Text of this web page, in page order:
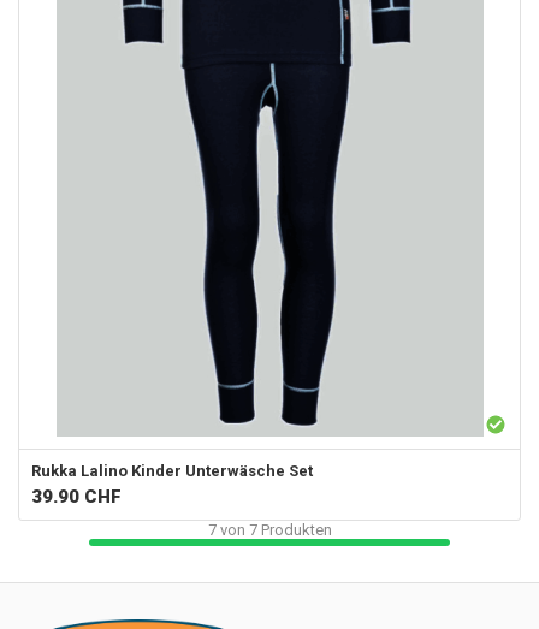
Rukka Lalino Kinder Unterwäsche Set
39.90 CHF
7von 7Produkten